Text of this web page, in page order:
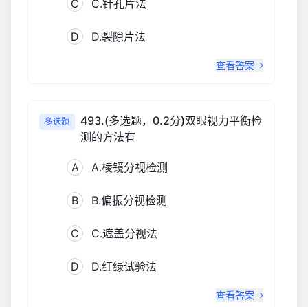
C C.针孔片法
D D.裂隙片法
查看答案
多选题
493.(多选题，0.2分)双眼视力平衡检
测的方法有
A A.棱镜分视检测
B B.偏振分视检测
C C.遮盖分视法
D D.红绿试验法
查看答案